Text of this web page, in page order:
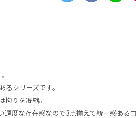
シリーズです。
りを凝縮。
度な存在感なので3点揃えて統一感ある